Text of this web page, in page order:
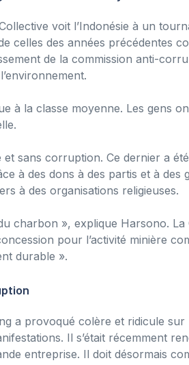
voit l’Indonésie à un
celles des années précédentes
de la commission anti-
à la classe moyenne. Les gens
sans corruption. Ce dernier a
à des dons à des partis et à des
à des organisations religieuses.
charbon », explique Harsono. La
pour l’activité minière
durable ».
a provoqué colère et ridicule sur
Il s’était récemment
entreprise. Il doit désormais